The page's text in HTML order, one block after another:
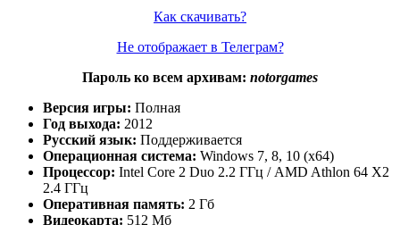
Как скачивать?
Не отображает в Телеграм?
Пароль ко всем архивам: notorgames
Версия игры: Полная
Год выхода: 2012
Русский язык: Поддерживается
Операционная система: Windows 7, 8, 10 (x64)
Процессор: Intel Core 2 Duo 2.2 ГГц / AMD Athlon 64 X2
2.4 ГГц
Оперативная память: 2 Гб
Видеокарта: 512 Мб